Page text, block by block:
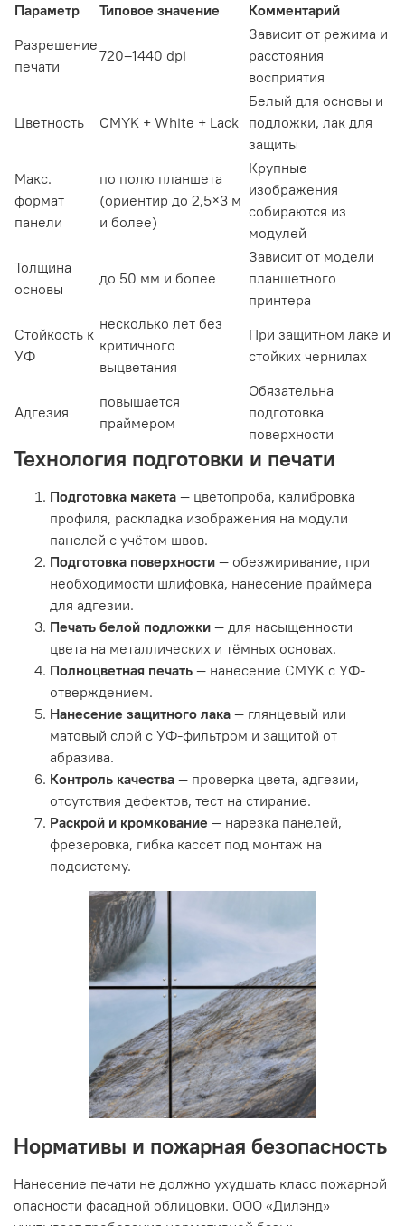
Параметр Типовое значение
Комментарий
Разрешение
печати
720–1440 dpi
Зависит от режима и
расстояния
восприятия
Цветность CMYK + White + Lack
Белый для основы и
подложки, лак для
защиты
Макс.
формат
панели
по полю планшета
(ориентир до 2,5×3 м
и более)
Крупные
изображения
собираются из
модулей
Толщина
основы
до 50 мм и более
Зависит от модели
планшетного
принтера
Стойкость к
УФ
несколько лет без
критичного
выцветания
При защитном лаке и
стойких чернилах
Адгезия
повышается
праймером
Обязательна
подготовка
поверхности
Технология подготовки и печати
Подготовка макета — цветопроба, калибровка
профиля, раскладка изображения на модули
панелей с учётом швов.
Подготовка поверхности — обезжиривание, при
необходимости шлифовка, нанесение праймера
для адгезии.
Печать белой подложки — для насыщенности
цвета на металлических и тёмных основах.
Полноцветная печать — нанесение CMYK с УФ-
отверждением.
Нанесение защитного лака — глянцевый или
матовый слой с УФ-фильтром и защитой от
абразива.
Контроль качества — проверка цвета, адгезии,
отсутствия дефектов, тест на стирание.
Раскрой и кромкование — нарезка панелей,
фрезеровка, гибка кассет под монтаж на
подсистему.
Нормативы и пожарная безопасность
Нанесение печати не должно ухудшать класс пожарной
опасности фасадной облицовки. ООО «Дилэнд»